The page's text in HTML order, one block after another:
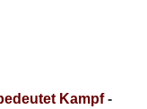
Kampf-